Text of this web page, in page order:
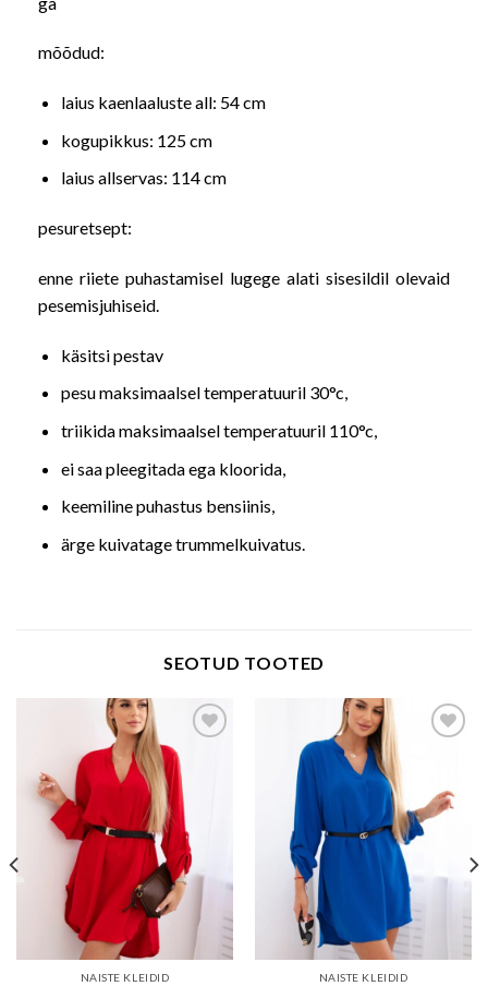
mõõdud:
laius kaenlaaluste all: 54 cm
kogupikkus: 125 cm
laius allservas: 114 cm
pesuretsept:
enne riiete puhastamisel lugege alati sisesildil olevaid
pesemisjuhiseid.
käsitsi pestav
pesu maksimaalsel temperatuuril 30°c,
triikida maksimaalsel temperatuuril 110°c,
ei saa pleegitada ega kloorida,
keemiline puhastus bensiinis,
ärge kuivatage trummelkuivatus.
SEOTUD TOOTED
Add to wishlist
NAISTE KLEIDID
Add to wishlist
NAISTE KLEIDID